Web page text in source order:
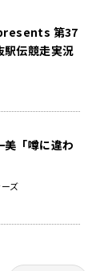
presents 第37
駅伝競走実況
美「噂に違わ
ズ